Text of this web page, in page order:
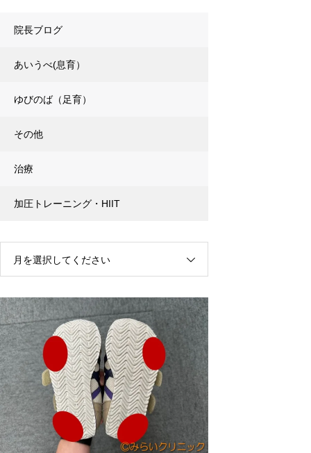
院長ブログ
あいうべ(息育）
ゆびのば（足育）
その他
治療
加圧トレーニング・HIIT
月を選択してください